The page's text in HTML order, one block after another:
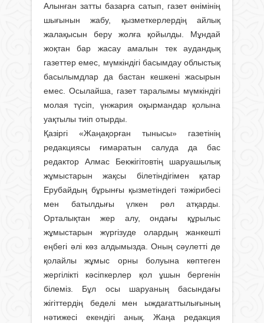
Алынған затты базарға сатып, газет өнімінің
шығынын жабу, қызметкерлердің айлық
жалақысын беру жолға қойылды. Мұндай
жоқтан бар жасау амалын тек аудандық
газеттер емес, мүмкіндігі басымдау облыстық
басылымдлар да бастан кешкені жасырын
емес. Осылайша, газет таралымы мүмкіндігі
молая түсіп, үнжария оқырмандар қолына
уақтылы тиіп отырды.
Қазіргі «Жаңақорған тынысы» газетінің
редакциясы ғимаратын салуда да бас
редактор Алмас Бекжігітов­тің шаруашылық
жұмыстарын жақсы білетіндігімен қатар
Ерубайдың бұрынғы қызметіндегі тәжірибесі
мен батылдығы үлкен рөл атқарды.
Орталықтан жер алу, ондағы құрылыс
жұмыстарын жүргізуде олардың жанкешті
еңбегі әлі көз алдымызда. Оның сәулетті де
қолайлы жұмыс орны болуына көптеген
жергілікті кәсіпкерлер қол ұшын бергенін
білеміз. Бұл осы шаруаның басындағы
жігіттердің беделі мен ыждағаттылығының
нәтижесі екендігі анық. Жаңа редакция